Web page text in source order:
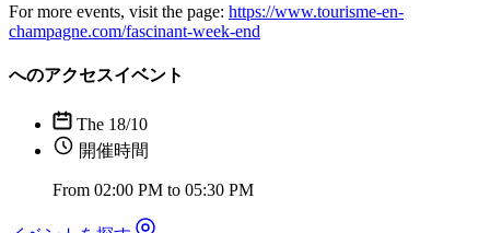
For more events, visit the page: https://www.tourisme-en-
champagne.com/fascinant-week-end
へのアクセスイベント
The 18/10
開催時間
From 02:00 PM to 05:30 PM